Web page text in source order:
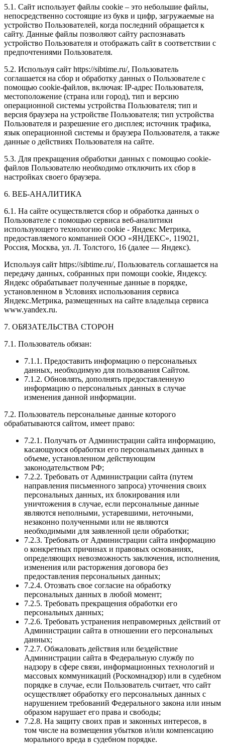
5.1. Сайт использует файлы cookie – это небольшие файлы,
непосредственно состоящие из букв и цифр, загружаемые на
устройство Пользователей, когда последний обращается к
сайту. Данные файлы позволяют сайту распознавать
устройство Пользователя и отображать сайт в соответствии с
предпочтениями Пользователя.
5.2. Используя сайт https://sibtime.ru/, Пользователь
соглашается на сбор и обработку данных о Пользователе с
помощью cookie-файлов, включая: IP-адрес Пользователя,
местоположение (страна или город), тип и версию
операционной системы устройства Пользователя; тип и
версия браузера на устройстве Пользователя; тип устройства
Пользователя и разрешение его дисплея; источник трафика,
язык операционной системы и браузера Пользователя, а также
данные о действиях Пользователя на сайте.
5.3. Для прекращения обработки данных с помощью cookie-
файлов Пользователю необходимо отключить их сбор в
настройках своего браузера.
6. ВЕБ-АНАЛИТИКА
6.1. На сайте осуществляется сбор и обработка данных о
Пользователе с помощью сервиса веб-аналитики
использующего технологию cookie - Яндекс Метрика,
предоставляемого компанией ООО «ЯНДЕКС», 119021,
Россия, Москва, ул. Л. Толстого, 16 (далее — Яндекс).
Используя сайт https://sibtime.ru/, Пользователь соглашается на
передачу данных, собранных при помощи cookie, Яндексу.
Яндекс обрабатывает полученные данные в порядке,
установленном в Условиях использования сервиса
Яндекс.Метрика, размещенных на сайте владельца сервиса
www.yandex.ru.
7. ОБЯЗАТЕЛЬСТВА СТОРОН
7.1. Пользователь обязан:
7.1.1. Предоставить информацию о персональных
данных, необходимую для пользования Сайтом.
7.1.2. Обновлять, дополнять предоставленную
информацию о персональных данных в случае
изменения данной информации.
7.2. Пользователь персональные данные которого
обрабатываются сайтом, имеет право:
7.2.1. Получать от Администрации сайта информацию,
касающуюся обработки его персональных данных в
объеме, установленном действующим
законодательством РФ;
7.2.2. Требовать от Администрации сайта (путем
направления письменного запроса) уточнения своих
персональных данных, их блокирования или
уничтожения в случае, если персональные данные
являются неполными, устаревшими, неточными,
незаконно полученными или не являются
необходимыми для заявленной цели обработки;
7.2.3. Требовать от Администрации сайта информацию
о конкретных причинах и правовых основаниях,
определяющих невозможность заключения, исполнения,
изменения или расторжения договора без
предоставления персональных данных;
7.2.4. Отозвать свое согласие на обработку
персональных данных в любой момент;
7.2.5. Требовать прекращения обработки его
персональных данных;
7.2.6. Требовать устранения неправомерных действий от
Администрации сайта в отношении его персональных
данных;
7.2.7. Обжаловать действия или бездействие
Администрации сайта в Федеральную службу по
надзору в сфере связи, информационных технологий и
массовых коммуникаций (Роскомнадзор) или в судебном
порядке в случае, если Пользователь считает, что сайт
осуществляет обработку его персональных данных с
нарушением требований Федерального закона или иным
образом нарушает его права и свободы;
7.2.8. На защиту своих прав и законных интересов, в
том числе на возмещения убытков и/или компенсацию
морального вреда в судебном порядке.